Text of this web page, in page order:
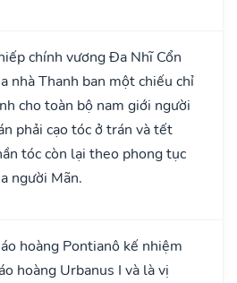
chính vương Đa Nhĩ Cổn
nhà Thanh ban một chiếu chỉ
cho toàn bộ nam giới người
phải cạo tóc ở trán và tết
tóc còn lại theo phong tục
người Mãn.
hoàng Pontianô kế nhiệm
hoàng Urbanus I và là vị